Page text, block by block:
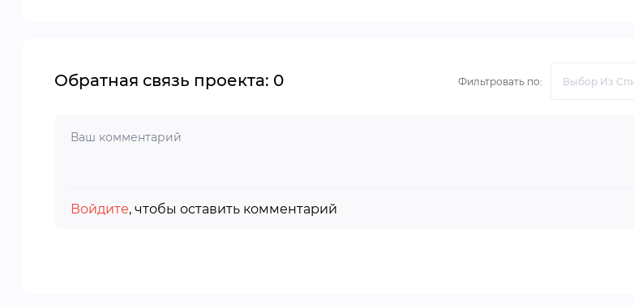
Обратная связь проекта: 0 Фильтровать по:
Войдите, чтобы оставить комментарий